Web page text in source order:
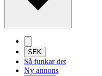
SEK
Så funkar det
Ny annons